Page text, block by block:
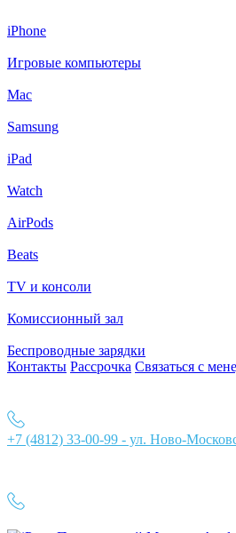
iPhone
Игровые компьютеры
Mac
Samsung
iPad
Watch
AirPods
Beats
TV и консоли
Комиссионный зал
Беспроводные зарядки
Контакты Рассрочка Связаться с
+7 (4812) 33-00-99 - ул. Ново-